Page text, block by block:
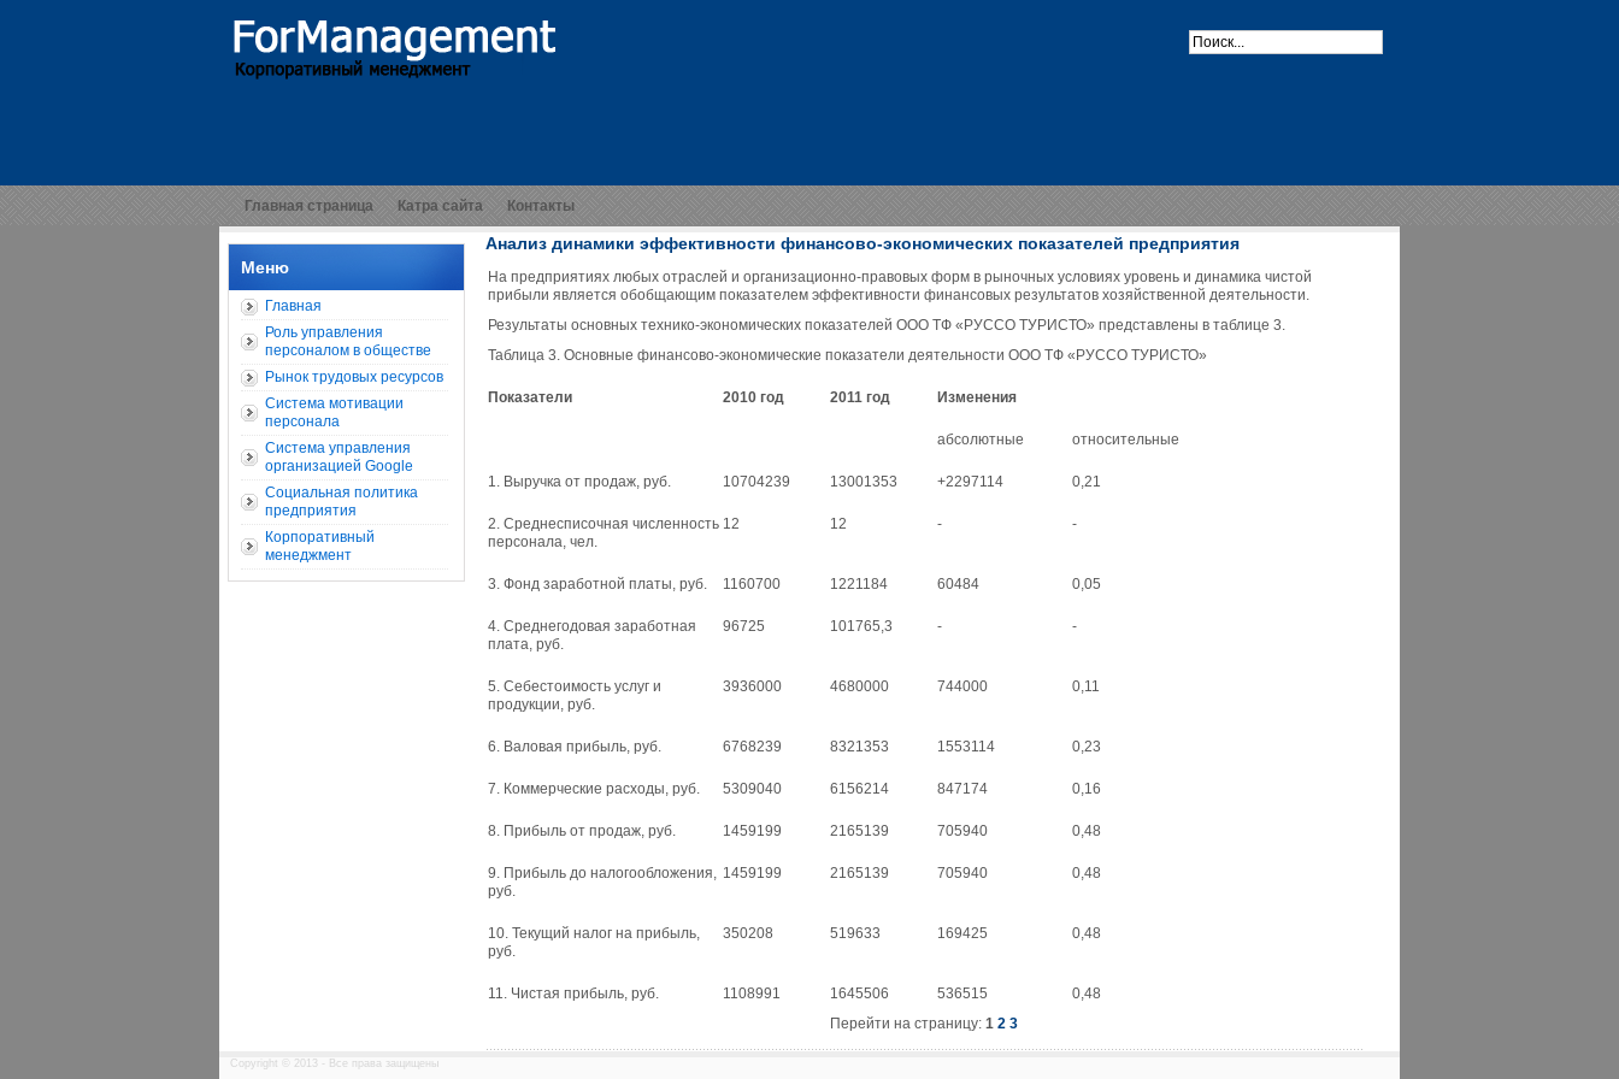
Главная страница Катра сайта Контакты
Меню
Главная
Роль управления
персоналом в обществе
Рынок трудовых ресурсов
Система мотивации
персонала
Система управления
организацией Google
Социальная политика
предприятия
Корпоративный
менеджмент
Анализ динамики эффективности финансово-экономических показателей предприятия
На предприятиях любых отраслей и организационно-правовых форм в рыночных условиях уровень и динамика чистой
прибыли является обобщающим показателем эффективности финансовых результатов хозяйственной деятельности.
Результаты основных технико-экономических показателей ООО ТФ «РУССО ТУРИСТО» представлены в таблице 3.
Таблица 3. Основные финансово-экономические показатели деятельности ООО ТФ «РУССО ТУРИСТО»
Показатели 2010 год 2011 год Изменения
абсолютные относительные
1. Выручка от продаж, руб. 10704239 13001353 +2297114 0,21
2. Среднесписочная численность
персонала, чел.
12 12 - -
3. Фонд заработной платы, руб. 1160700 1221184 60484 0,05
4. Среднегодовая заработная
плата, руб.
96725 101765,3 - -
5. Себестоимость услуг и
продукции, руб.
3936000 4680000 744000 0,11
6. Валовая прибыль, руб. 6768239 8321353 1553114 0,23
7. Коммерческие расходы, руб. 5309040 6156214 847174 0,16
8. Прибыль от продаж, руб. 1459199 2165139 705940 0,48
9. Прибыль до налогообложения,
руб.
1459199 2165139 705940 0,48
10. Текущий налог на прибыль,
руб.
350208 519633 169425 0,48
11. Чистая прибыль, руб. 1108991 1645506 536515
0,48
Перейти на страницу: 1 2 3
Copyright © 2013 - Все права защищены